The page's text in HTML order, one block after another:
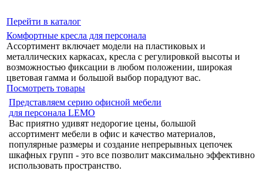
Перейти в каталог
Комфортные кресла для персонала
Ассортимент включает модели на пластиковых и
металлических каркасах, кресла с регулировкой высоты и
возможностью фиксации в любом положении, широкая
цветовая гамма и большой выбор порадуют вас.
Посмотреть товары
Представляем серию офисной мебели
для персонала LEMO
Вас приятно удивят недорогие цены, большой
ассортимент мебели в офис и качество материалов,
популярные размеры и создание непрерывных цепочек
шкафных групп - это все позволит максимально эффективно
использовать пространство.